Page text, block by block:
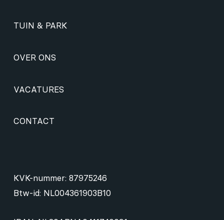
TUIN & PARK
OVER ONS
VACATURES
CONTACT
KVK-nummer: 87975246
Btw-id: NL004361903B10